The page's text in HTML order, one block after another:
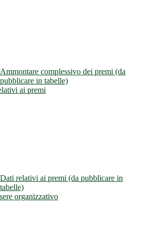
Ammontare complessivo dei premi (da
pubblicare in tabelle)
ai premi
Dati relativi ai premi (da pubblicare in
tabelle)
organizzativo